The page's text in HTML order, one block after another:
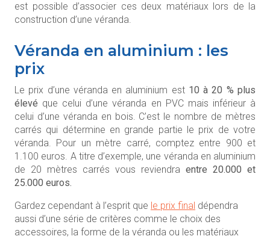
est possible d’associer ces deux matériaux lors de la
construction d’une véranda.
Véranda en aluminium : les
prix
Le prix d’une véranda en aluminium est 10 à 20 % plus
élevé que celui d’une véranda en PVC mais inférieur à
celui d’une véranda en bois. C’est le nombre de mètres
carrés qui détermine en grande partie le prix de votre
véranda. Pour un mètre carré, comptez entre 900 et
1.100 euros. A titre d’exemple, une véranda en aluminium
de 20 mètres carrés vous reviendra entre 20.000 et
25.000 euros.
Gardez cependant à l’esprit que le prix final dépendra
aussi d’une série de critères comme le choix des
accessoires, la forme de la véranda ou les matériaux